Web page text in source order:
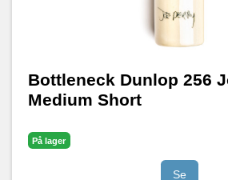
Bottleneck Dunlop 256
Medium Short
På lager
Se